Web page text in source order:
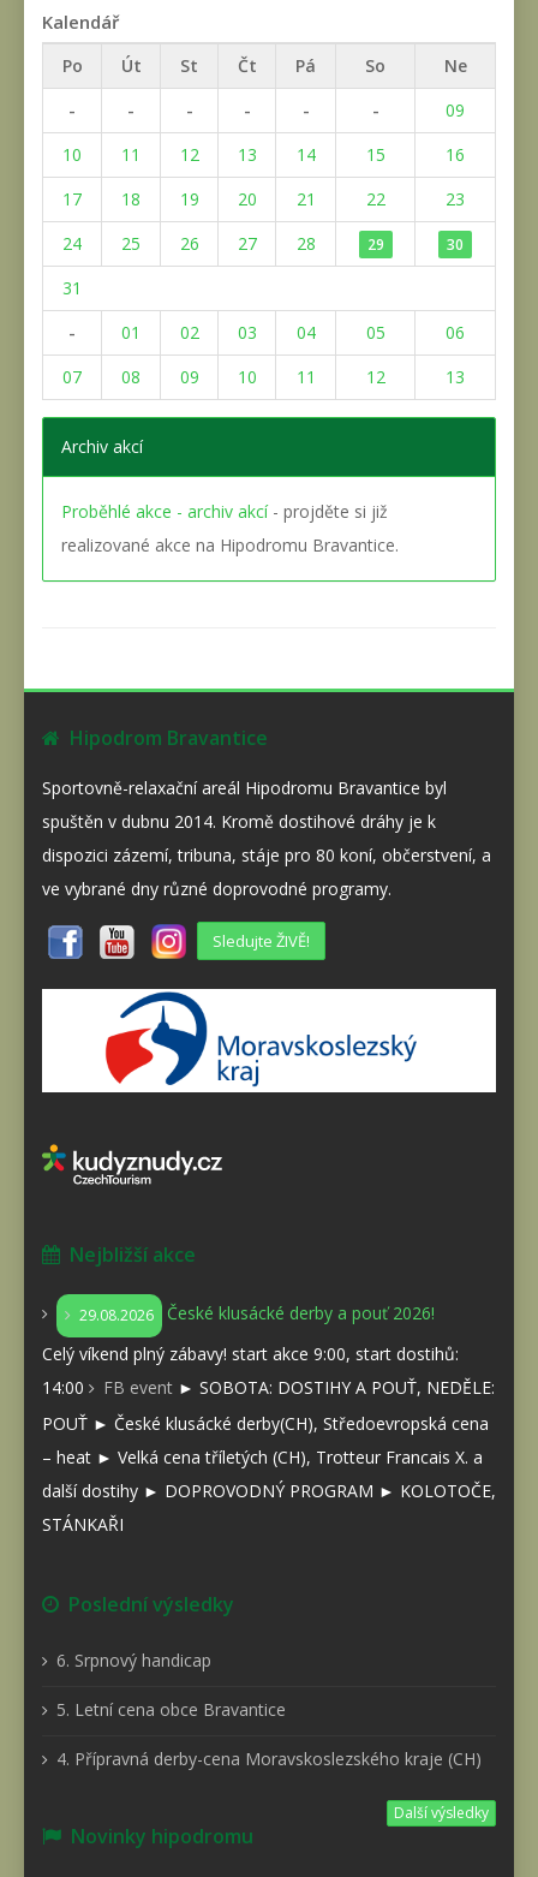
Kalendář
Po Út St Čt Pá So
Ne
-
- - - - -
09
10
11 12 13 14 15
16
17
18 19 20 21 22
23
24
25 26 27 28 29 30
31
-
01 02 03 04 05
06
07
08 09 10 11 12 13
Archiv akcí
Proběhlé akce - archiv akcí- projděte si již
realizované akce na Hipodromu Bravantice.
Hipodrom Bravantice
Sportovně-relaxační areál Hipodromu Bravantice byl
spuštěn v dubnu 2014. Kromě dostihové dráhy je k
dispozici zázemí, tribuna, stáje pro 80 koní, občerstvení, a
ve vybrané dny různé doprovodné programy.
Sledujte ŽIVĚ!
Nejbližší akce
29.08.2026
České klusácké derby a pouť 2026!
Celý víkend plný zábavy! start akce 9:00, start dostihů:
14:00
FB event ► SOBOTA: DOSTIHY A POUŤ, NEDĚLE:
POUŤ ► České klusácké derby(CH), Středoevropská cena
– heat ► Velká cena tříletých (CH), Trotteur Francais X. a
další dostihy ► DOPROVODNÝ PROGRAM ► KOLOTOČE,
STÁNKAŘI
Poslední výsledky
6. Srpnový handicap
5. Letní cena obce Bravantice
4. Přípravná derby-cena Moravskoslezského kraje (CH)
Další výsledky
Novinky hipodromu